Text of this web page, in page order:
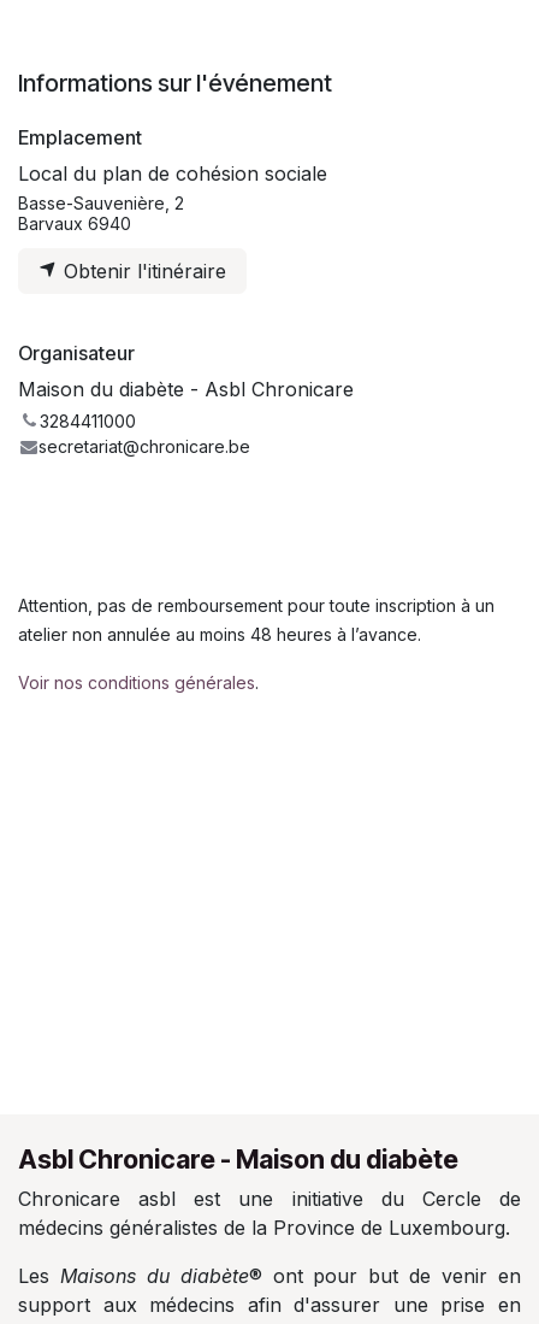
Informations sur l'événement
Emplacement
Local du plan de cohésion sociale
Basse-Sauvenière, 2
Barvaux 6940
Obtenir l'itinéraire
Organisateur
Maison du diabète - Asbl Chronicare
3284411000
secretariat@chronicare.be
Attention, pas de remboursement pour toute inscription à un
atelier non annulée au moins 48 heures à l’avance.
Voir nos conditions générales.
Asbl Chronicare - Maison du diabète
Chronicare asbl est une initiative du Cercle de
médecins généralistes de la Province de Luxembourg.
Les Maisons du diabète® ont pour but de venir en
support aux médecins afin d'assurer une prise en